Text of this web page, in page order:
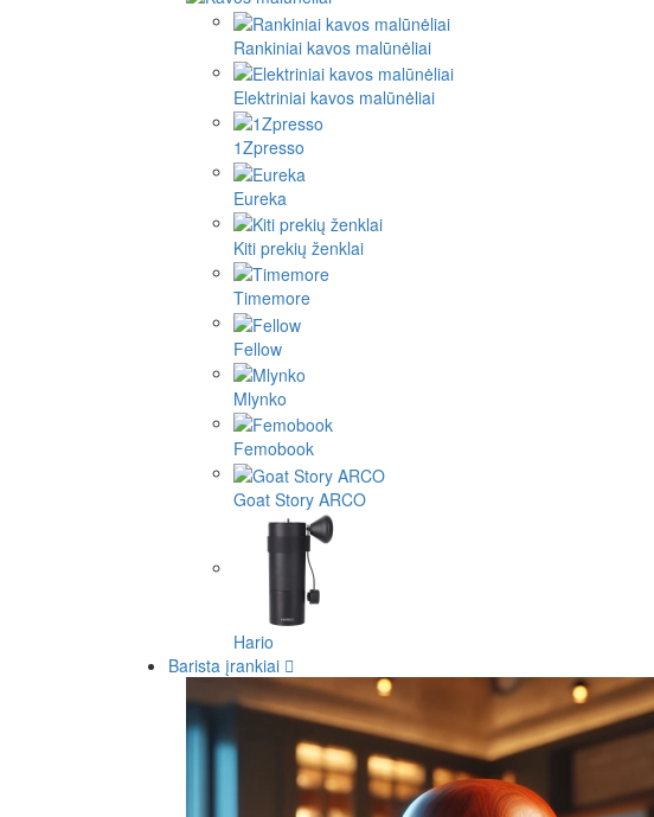
Rankiniai kavos malūnėliai
Elektriniai kavos malūnėliai
1Zpresso
Eureka
Kiti prekių ženklai
Timemore
Fellow
Mlynko
Femobook
Goat Story ARCO
Hario
Barista įrankiai